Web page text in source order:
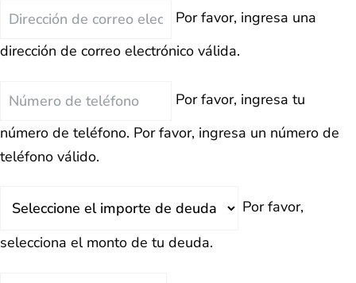
Correo
Por favor, ingresa una
dirección de correo electrónico válida.
Teléfono
Por favor, ingresa tu
número de teléfono. Por favor, ingresa un número de
teléfono válido.
Por favor,
selecciona el monto de tu deuda.